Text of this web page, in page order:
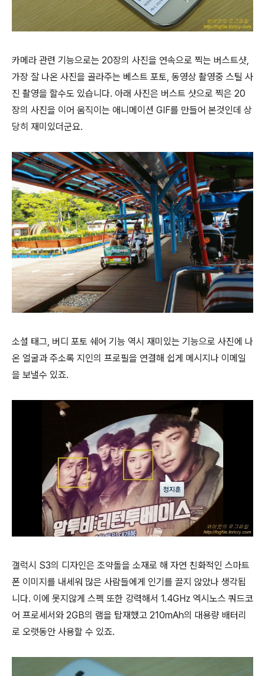
카메라 관련 기능으로는 20장의 사진을 연속으로 찍는 버스트샷,
가장 잘 나온 사진을 골라주는 베스트 포토, 동영상 촬영중 스틸 사
진 촬영을 할수도 있습니다. 아래 사진은 버스트 샷으로 찍은 20
장의 사진을 이어 움직이는 애니메이션 GIF를 만들어 본것인데 상
당히 재미있더군요.
소셜 태그, 버디 포토 쉐어 기능 역시 재미있는 기능으로 사진에 나
온 얼굴과 주소록 지인의 프로필을 연결해 쉽게 메시지나 이메일
을 보낼수 있죠.
갤럭시 S3의 디자인은 조약돌을 소재로 해 자연 친화적인 스마트
폰 이미지를 내세워 많은 사람들에게 인기를 끌지 않았나 생각됩
니다. 이에 못지않게 스펙 또한 강력해서 1.4GHz 엑시노스 쿼드코
어 프로세서와 2GB의 램을 탑재했고 210mAh의 대용량 배터리
로 오랫동안 사용할 수 있죠.